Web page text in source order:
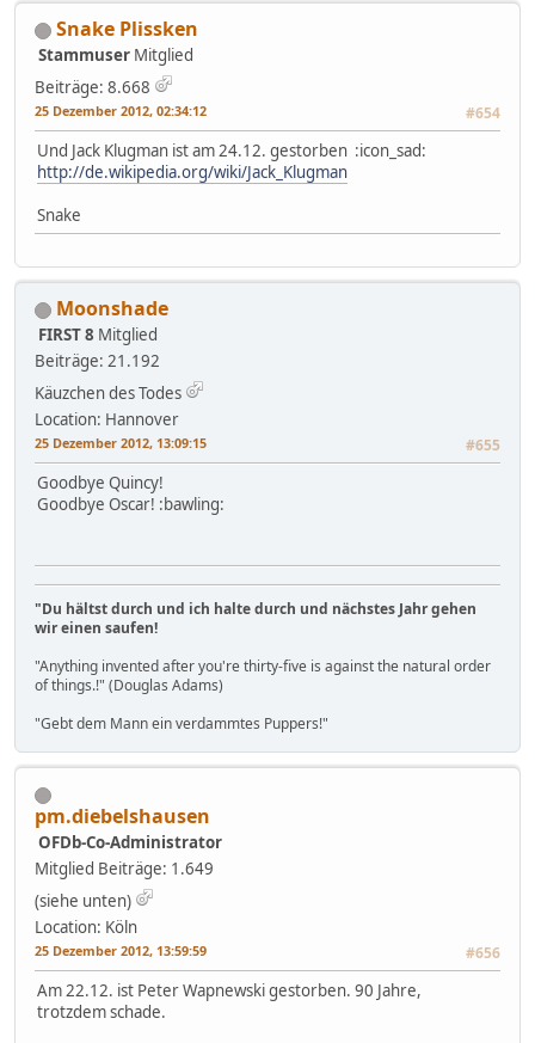
Snake Plissken
Stammuser Mitglied
Beiträge: 8.668
25 Dezember 2012, 02:34:12 #654
Und Jack Klugman ist am 24.12. gestorben :icon_sad:
http://de.wikipedia.org/wiki/Jack_Klugman
Snake
Moonshade
FIRST 8 Mitglied
Beiträge: 21.192
Käuzchen des Todes
Location: Hannover
25 Dezember 2012, 13:09:15 #655
Goodbye Quincy!
Goodbye Oscar! :bawling:
"Du hältst durch und ich halte durch und nächstes Jahr gehen
wir einen saufen!
"Anything invented after you're thirty-five is against the natural order
of things.!" (Douglas Adams)
"Gebt dem Mann ein verdammtes Puppers!"
pm.diebelshausen
OFDb-Co-Administrator
Mitglied Beiträge: 1.649
(siehe unten)
Location: Köln
25 Dezember 2012, 13:59:59 #656
Am 22.12. ist Peter Wapnewski gestorben. 90 Jahre,
trotzdem schade.